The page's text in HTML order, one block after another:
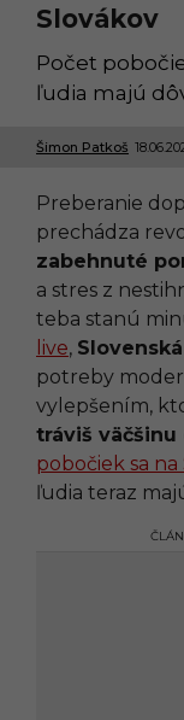
Slovákov
Počet
ľudia majú
Šimon Patkoš 1
0
6
.
2
0
2
6
,
1
2
:
4
8
Preberanie
prechádza
zabehnuté
a stres z
teba stanú
live,
potreby
vylepšením,
tráviš
pobočiek sa
ľudia teraz